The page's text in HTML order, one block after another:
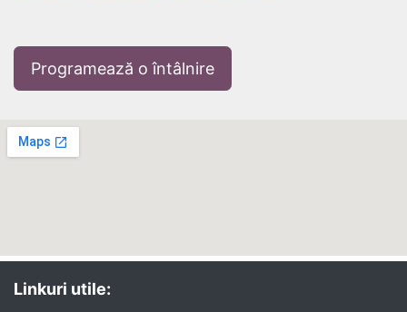
Programează o întâlnire
Linkuri utile: